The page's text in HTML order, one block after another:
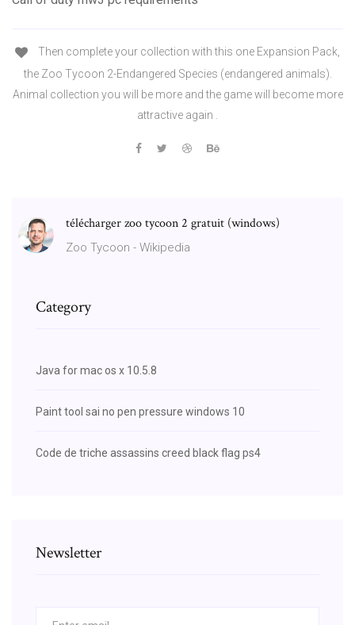
Then complete your collection with this one Expansion Pack,
the Zoo Tycoon 2-Endangered Species (endangered animals).
Animal collection you will be more and the game will become more
attractive again .
télécharger zoo tycoon 2 gratuit (windows)
Zoo Tycoon - Wikipedia
Category
Java for mac os x 10.5.8
Paint tool sai no pen pressure windows 10
Code de triche assassins creed black flag ps4
Newsletter